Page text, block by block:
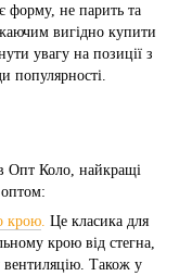
форму, не парить та
вигідно купити
увагу на позиції з
популярності.
Опт Коло, найкращі
крою Це класика для
крою від стегна,
вентиляцію. Також у